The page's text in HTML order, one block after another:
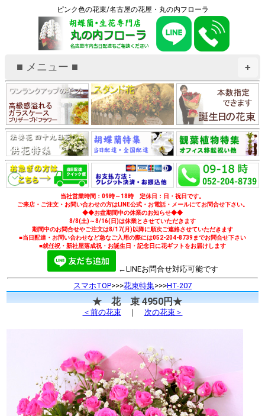
ピンク色の花束/名古屋の花屋・丸の内フローラ
+
■ メニュー ■
当社営業時間：09時～18時 定休日：日・祝日です。
ご来店・ご注文・お問い合わせの方はLINE公式・お電話・メールにてお問合せ下さい。
◆◆お盆期間中の休業のお知らせ◆◆
8/8(土)～8/16(日)は休業とさせていただきます
期間中のお問合せやご注文は8/17(月)以降に順次ご連絡させていただきます
■当日配達・お問い合わせなど急なご入用の際には052-204-8739までお問合せ下さい
■就任祝・新社屋落成祝・お誕生日・記念日に花ギフトをお届けします
←LINEお問合せ対応可能です
スマホTOP>>>花束特集>>>HT-207
★ 花 束 4950円★
＜前の花束｜ 次の花束＞